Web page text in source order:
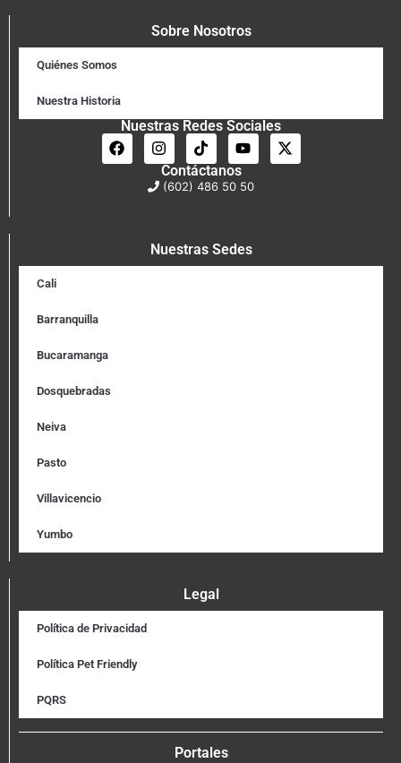
Sobre Nosotros
Quiénes Somos
Nuestra Historia
Nuestras Redes Sociales
Contáctanos
(602) 486 50 50
Nuestras Sedes
Cali
Barranquilla
Bucaramanga
Dosquebradas
Neiva
Pasto
Villavicencio
Yumbo
Legal
Política de Privacidad
Política Pet Friendly
PQRS
Portales